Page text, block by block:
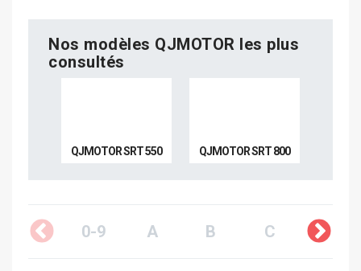
Nos modèles QJMOTOR les plus
consultés
QJMOTOR SRT 550 QJMOTOR SRT 800
0-9 A B C D